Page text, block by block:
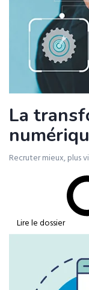
La
Recruter mieux, plus
Lire le dossier